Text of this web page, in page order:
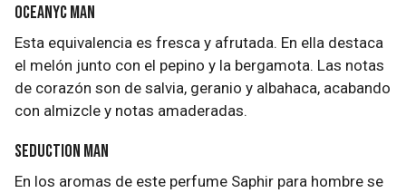
Oceanyc Man
Esta equivalencia es fresca y afrutada. En ella destaca
el melón junto con el pepino y la bergamota. Las notas
de corazón son de salvia, geranio y albahaca, acabando
con almizcle y notas amaderadas.
Seduction Man
En los aromas de este perfume Saphir para hombre se